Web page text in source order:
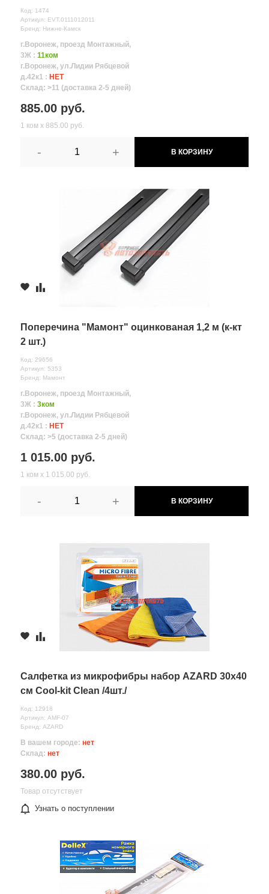
Код: 1474
Артикул: EVT.0111012011
Бренд: Нижне-Камск
г.Воронеж, проезд Монтажный,
3Ж : 11ком
г.Воронеж, ул.Лидии Рябцевой
д.42к1 : НЕТ
Склад: >11 (доставка 2-5 дней)
885.00 руб.
1 ком х 885.00 руб.
- + В КОРЗИНУ
Поперечина "Мамонт" оцинкованая 1,2 м (к-кт
2 шт.)
Код: 29656
Артикул: 5353
Бренд: Мамонт
г.Воронеж, проезд Монтажный,
3Ж : 3ком
г.Воронеж, ул.Лидии Рябцевой
д.42к1 : НЕТ
Склад: >5 (доставка 2-5 дней)
1 015.00 руб.
1 ком х 1 015.00 руб.
- + В КОРЗИНУ
Салфетка из микрофибры набор AZARD 30х40
см Cool-kit Clean /4шт./
Код: 12918
Артикул: AMF-07
Бренд: AZARD
В вашем городе: нет
Склад: нет
380.00 руб.
Товар отсутствует
Узнать о поступлении